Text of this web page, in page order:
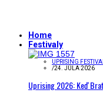
Home
Festivaly
UPRISING FESTIVAL
/24. JÚLA 2026
Uprising 2026: Keď